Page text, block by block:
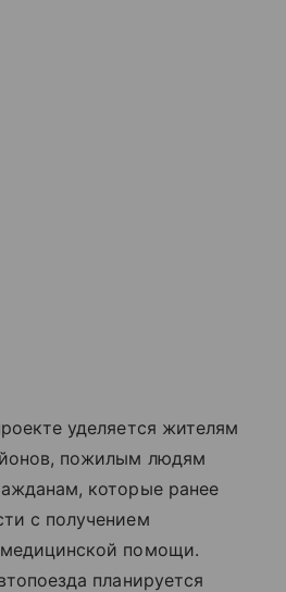
уделяется жителям
пожилым людям
которые ранее
с получением
помощи.
планируется